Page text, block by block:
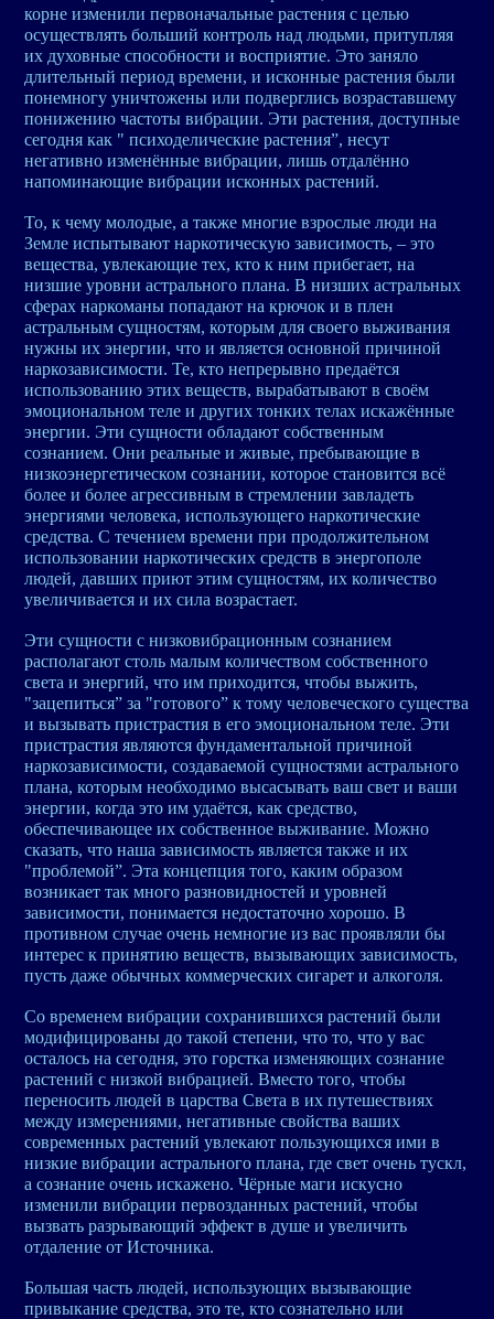
корне изменили первоначальные растения с целью
осуществлять больший контроль над людьми, притупляя
их духовные способности и восприятие. Это заняло
длительный период времени, и исконные растения были
понемногу уничтожены или подверглись возраставшему
понижению частоты вибрации. Эти растения, доступные
сегодня как " психоделические растения”, несут
негативно изменённые вибрации, лишь отдалённо
напоминающие вибрации исконных растений.
То, к чему молодые, а также многие взрослые люди на
Земле испытывают наркотическую зависимость, – это
вещества, увлекающие тех, кто к ним прибегает, на
низшие уровни астрального плана. В низших астральных
сферах наркоманы попадают на крючок и в плен
астральным сущностям, которым для своего выживания
нужны их энергии, что и является основной причиной
наркозависимости. Те, кто непрерывно предаётся
использованию этих веществ, вырабатывают в своём
эмоциональном теле и других тонких телах искажённые
энергии. Эти сущности обладают собственным
сознанием. Они реальные и живые, пребывающие в
низкоэнергетическом сознании, которое становится всё
более и более агрессивным в стремлении завладеть
энергиями человека, использующего наркотические
средства. С течением времени при продолжительном
использовании наркотических средств в энергополе
людей, давших приют этим сущностям, их количество
увеличивается и их сила возрастает.
Эти сущности с низковибрационным сознанием
располагают столь малым количеством собственного
света и энергий, что им приходится, чтобы выжить,
"зацепиться” за "готового” к тому человеческого существа
и вызывать пристрастия в его эмоциональном теле. Эти
пристрастия являются фундаментальной причиной
наркозависимости, создаваемой сущностями астрального
плана, которым необходимо высасывать ваш свет и ваши
энергии, когда это им удаётся, как средство,
обеспечивающее их собственное выживание. Можно
сказать, что наша зависимость является также и их
"проблемой”. Эта концепция того, каким образом
возникает так много разновидностей и уровней
зависимости, понимается недостаточно хорошо. В
противном случае очень немногие из вас проявляли бы
интерес к принятию веществ, вызывающих зависимость,
пусть даже обычных коммерческих сигарет и алкоголя.
Со временем вибрации сохранившихся растений были
модифицированы до такой степени, что то, что у вас
осталось на сегодня, это горстка изменяющих сознание
растений с низкой вибрацией. Вместо того, чтобы
переносить людей в царства Света в их путешествиях
между измерениями, негативные свойства ваших
современных растений увлекают пользующихся ими в
низкие вибрации астрального плана, где свет очень тускл,
а сознание очень искажено. Чёрные маги искусно
изменили вибрации первозданных растений, чтобы
вызвать разрывающий эффект в душе и увеличить
отдаление от Источника.
Большая часть людей, использующих вызывающие
привыкание средства, это те, кто сознательно или